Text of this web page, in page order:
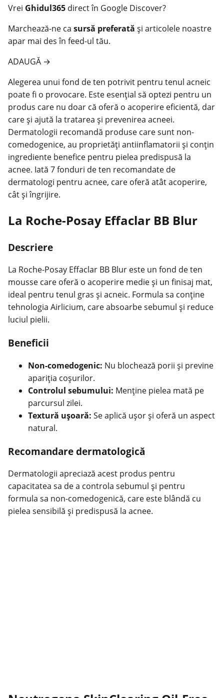
Vrei Ghidul365 direct în Google Discover?
Marchează-ne ca sursă preferată și articolele noastre
apar mai des în feed-ul tău.
ADAUGĂ →
Alegerea unui fond de ten potrivit pentru tenul acneic
poate fi o provocare. Este esențial să optezi pentru un
produs care nu doar că oferă o acoperire eficientă, dar
care și ajută la tratarea și prevenirea acneei.
Dermatologii recomandă produse care sunt non-
comedogenice, au proprietăți antiinflamatorii și conțin
ingrediente benefice pentru pielea predispusă la
acnee. Iată 7 fonduri de ten recomandate de
dermatologi pentru acnee, care oferă atât acoperire,
cât și îngrijire.
La Roche-Posay Effaclar BB Blur
Descriere
La Roche-Posay Effaclar BB Blur este un fond de ten
mousse care oferă o acoperire medie și un finisaj mat,
ideal pentru tenul gras și acneic. Formula sa conține
tehnologia Airlicium, care absoarbe sebumul și reduce
luciul pielii.
Beneficii
Non-comedogenic: Nu blochează porii și previne
apariția coșurilor.
Controlul sebumului: Menține pielea mată pe
parcursul zilei.
Textură ușoară: Se aplică ușor și oferă un aspect
natural.
Recomandare dermatologică
Dermatologii apreciază acest produs pentru
capacitatea sa de a controla sebumul și pentru
formula sa non-comedogenică, care este blândă cu
pielea sensibilă și predispusă la acnee.